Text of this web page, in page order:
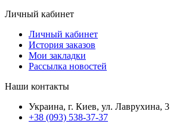
Личный кабинет
Личный кабинет
История заказов
Мои закладки
Рассылка новостей
Наши контакты
Украина, г. Киев, ул. Лаврухина, 3
+38 (093) 538-37-37